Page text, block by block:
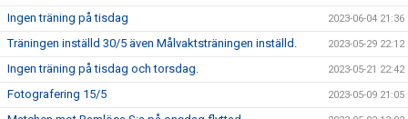
Ingen träning på tisdag 2023-06-04 21:36
Träningen inställd 30/5 även Målvaktsträningen inställd. 2023-05-29 22:12
Ingen träning på tisdag och torsdag. 2023-05-21 22:42
Fotografering 15/5 2023-05-09 21:05